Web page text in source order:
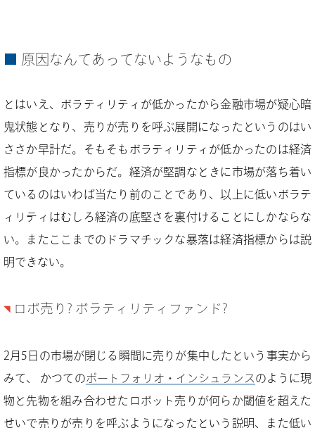
原因なんてあってないようなもの
とはいえ、ボラティリティが低かったから金融市場が疑心暗
鬼状態となり、売りが売りを呼ぶ展開になったというのはい
ささか早計だ。そもそもボラティリティが低かったのは経済
指標が良かったからだ。経済が堅調なときに市場が落ち着い
ているのはいわば当たり前のことであり、以上に低いボラテ
ィリティはむしろ経済の底堅さを裏付けることにしかならな
い。またここまでのドラマチックな暴落は経済指標からは説
明できない。
ロボ売り? ボラティリティファンド?
2月5日の市場が閉じる瞬間に売りが集中したという事実から
みて、かつてのポートフォリオ・インシュランス のように現
物と先物を組み合わせたロボット売りが何らか閾値を超えた
せいで売りが売りを呼ぶようになったという説明、また低い